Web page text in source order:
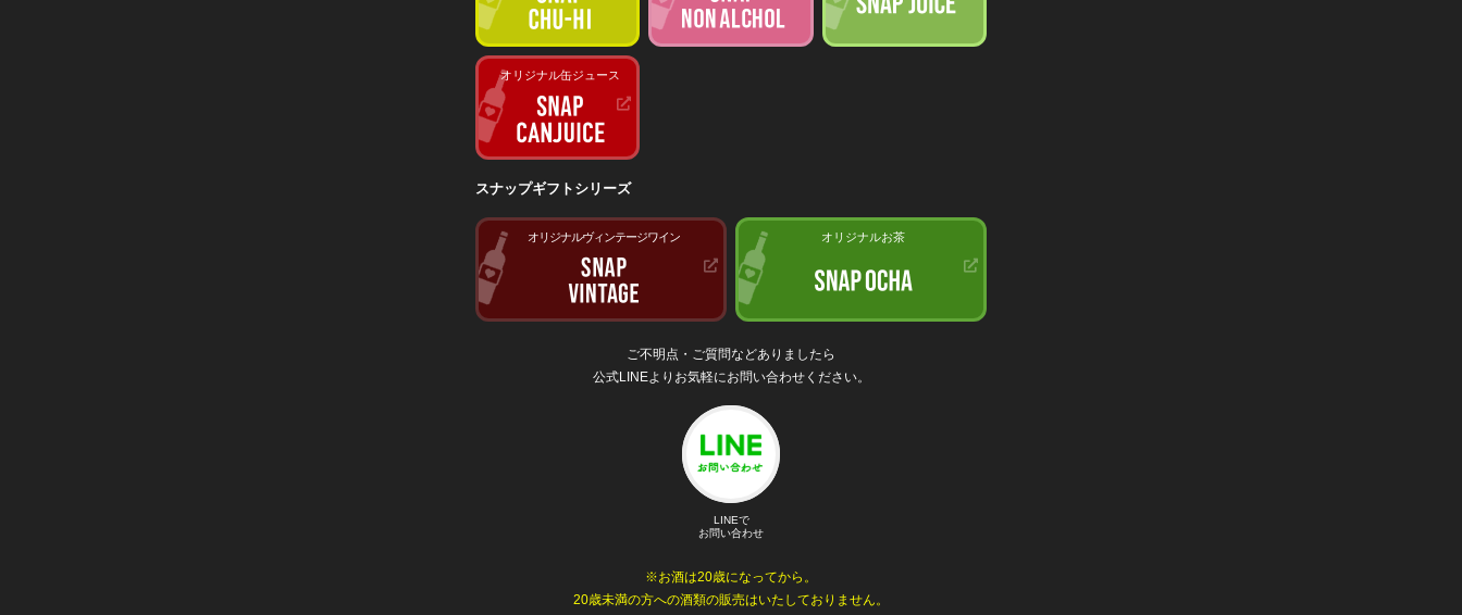
オリジナル缶ジュース
スナップギフトシリーズ
オリジナルヴィンテージワイン オリジナルお茶
ご不明点・ご質問などありましたら
公式LINEよりお気軽にお問い合わせください。
LINEで
お問い合わせ
※お酒は20歳になってから。
20歳未満の方への酒類の販売はいたしておりません。